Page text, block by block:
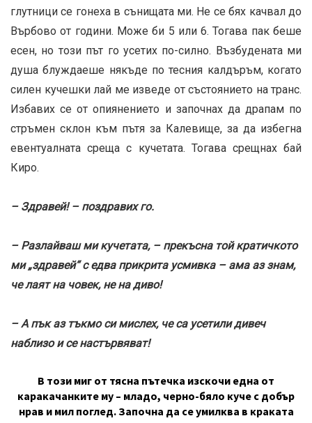
глутници се гонеха в сънищата ми. Не се бях качвал до
Върбово от години. Може би 5 или 6. Тогава пак беше
есен, но този път го усетих по-силно. Възбудената ми
душа блуждаеше някъде по тесния калдъръм, когато
силен кучешки лай ме изведе от състоянието на транс.
Избавих се от опиянението и започнах да драпам по
стръмен склон към пътя за Калевище, за да избегна
евентуалната среща с кучетата. Тогава срещнах бай
Киро.
– Здравей! – поздравих го.
– Разлайваш ми кучетата, – прекъсна той кратичкото
ми „здравей“ с едва прикрита усмивка – ама аз знам,
че лаят на човек, не на диво!
– А пък аз тъкмо си мислех, че са усетили дивеч
наблизо и се настървяват!
В този миг от тясна пътечка изскочи една от
каракачанките му – младо, черно-бяло куче с добър
нрав и мил поглед. Започна да се умилква в краката